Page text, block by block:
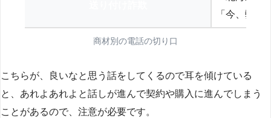
「今、弊
商材別の電話の切り口
こちらが、良いなと思う話をしてくるので耳を傾けている
と、あれよあれよと話しが進んで契約や購入に進んでしまう
ことがあるので、注意が必要です。